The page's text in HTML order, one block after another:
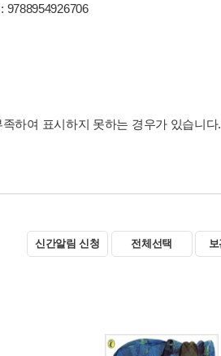
9788954926706
하여 표시하지 못하는 경우가 있습니다.
신간알림 신청 전체선택 보